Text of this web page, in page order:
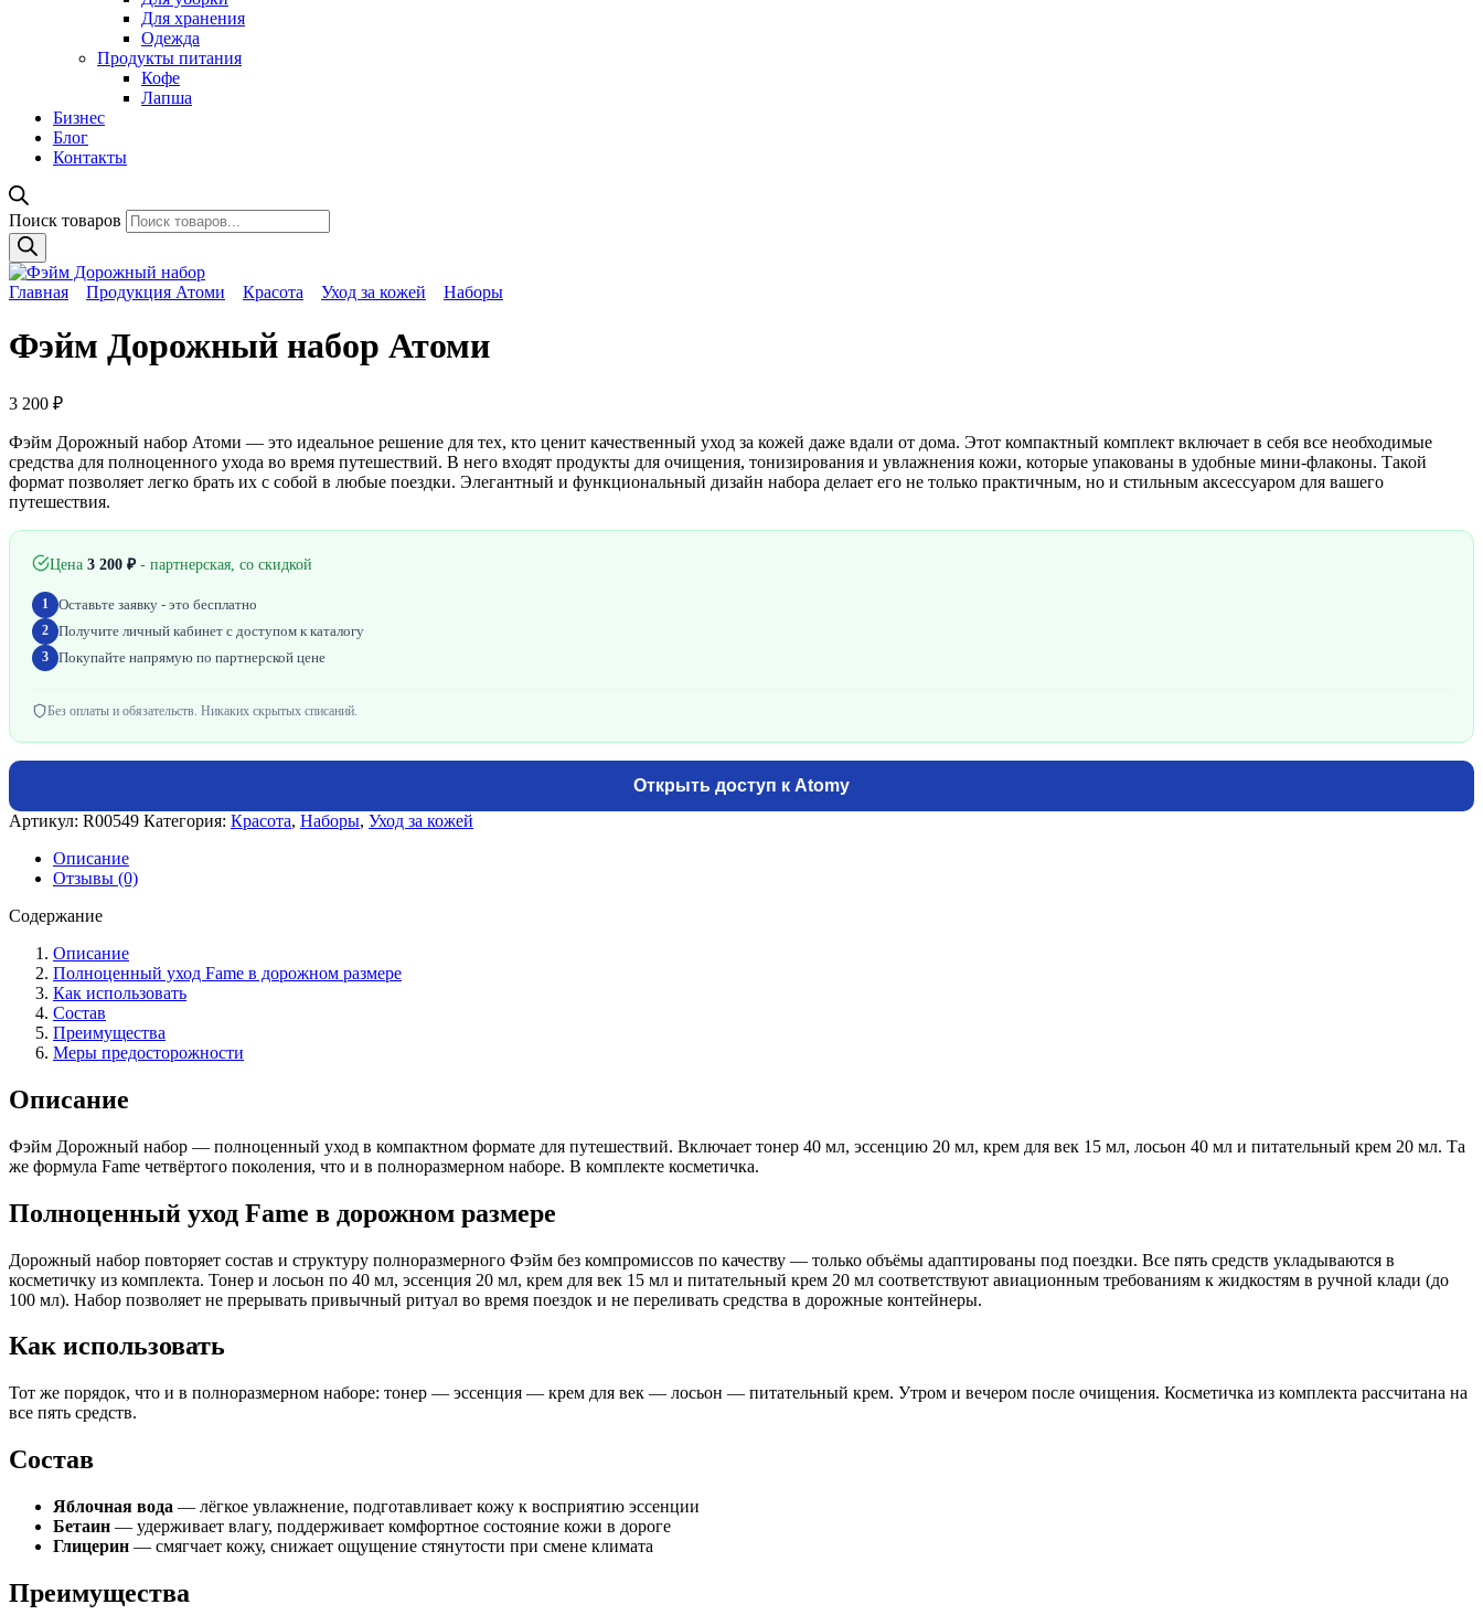
Для хранения
Одежда
Продукты питания
Кофе
Лапша
Бизнес
Блог
Контакты
Поиск товаров
Главная Продукция Атоми Красота Уход за кожей Наборы
Фэйм Дорожный набор Атоми
3 200 ₽
Фэйм Дорожный набор Атоми — это идеальное решение для тех, кто ценит качественный уход за кожей даже вдали от дома. Этот компактный комплект включает в себя все необходимые
средства для полноценного ухода во время путешествий. В него входят продукты для очищения, тонизирования и увлажнения кожи, которые упакованы в удобные мини-флаконы. Такой
формат позволяет легко брать их с собой в любые поездки. Элегантный и функциональный дизайн набора делает его не только практичным, но и стильным аксессуаром для вашего
путешествия.
Цена 3 200 ₽- партнерская, со скидкой
1 Оставьте заявку - это бесплатно
2 Получите личный кабинет с доступом к каталогу
3 Покупайте напрямую по партнерской цене
Без оплаты и обязательств. Никаких скрытых списаний.
Открыть доступ к Atomy
Артикул: R00549 Категория: Красота, Наборы, Уход за кожей
Описание
Отзывы (0)
Содержание
Описание
Полноценный уход Fame в дорожном размере
Как использовать
Состав
Преимущества
Меры предосторожности
Описание
Фэйм Дорожный набор — полноценный уход в компактном формате для путешествий. Включает тонер 40 мл, эссенцию 20 мл, крем для век 15 мл, лосьон 40 мл и питательный крем 20 мл. Та
же формула Fame четвёртого поколения, что и в полноразмерном наборе. В комплекте косметичка.
Полноценный уход Fame в дорожном размере
Дорожный набор повторяет состав и структуру полноразмерного Фэйм без компромиссов по качеству — только объёмы адаптированы под поездки. Все пять средств укладываются в
косметичку из комплекта. Тонер и лосьон по 40 мл, эссенция 20 мл, крем для век 15 мл и питательный крем 20 мл соответствуют авиационным требованиям к жидкостям в ручной клади (до
100 мл). Набор позволяет не прерывать привычный ритуал во время поездок и не переливать средства в дорожные контейнеры.
Как использовать
Тот же порядок, что и в полноразмерном наборе: тонер — эссенция — крем для век — лосьон — питательный крем. Утром и вечером после очищения. Косметичка из комплекта рассчитана на
все пять средств.
Состав
Яблочная вода — лёгкое увлажнение, подготавливает кожу к восприятию эссенции
Бетаин — удерживает влагу, поддерживает комфортное состояние кожи в дороге
Глицерин — смягчает кожу, снижает ощущение стянутости при смене климата
Преимущества